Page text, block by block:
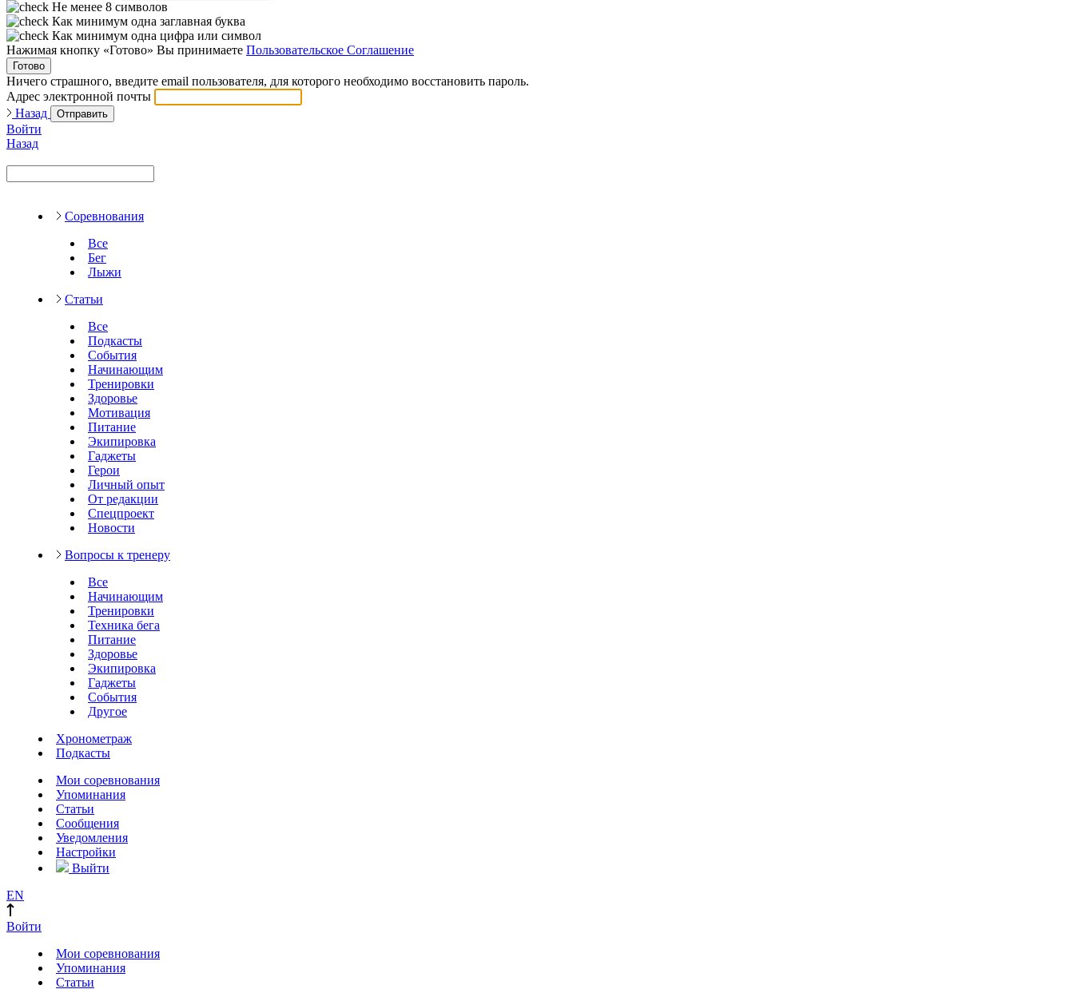
Не менее 8 символов
Как минимум одна заглавная буква
Как минимум одна цифра или символ
Нажимая кнопку «Готово» Вы принимаете Пользовательское Соглашение
Готово
Ничего страшного, введите email пользователя, для которого необходимо восстановить пароль.
Адрес электронной почты
Назад
Отправить
Войти
Назад
Соревнования
Все
Бег
Лыжи
Статьи
Все
Подкасты
События
Начинающим
Тренировки
Здоровье
Мотивация
Питание
Экипировка
Гаджеты
Герои
Личный опыт
От редакции
Спецпроект
Новости
Вопросы к тренеру
Все
Начинающим
Тренировки
Техника бега
Питание
Здоровье
Экипировка
Гаджеты
События
Другое
Хронометраж
Подкасты
Мои соревнования
Упоминания
Статьи
Сообщения
Уведомления
Настройки
Выйти
EN
Войти
Мои соревнования
Упоминания
Статьи